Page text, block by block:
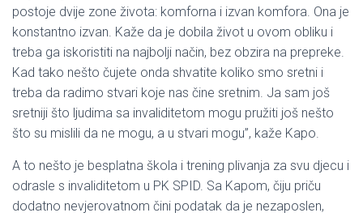
postoje dvije zone života: komforna i izvan komfora. Ona je
konstantno izvan. Kaže da je dobila život u ovom obliku i
treba ga iskoristiti na najbolji način, bez obzira na prepreke.
Kad tako nešto čujete onda shvatite koliko smo sretni i
treba da radimo stvari koje nas čine sretnim. Ja sam još
sretniji što ljudima sa invaliditetom mogu pružiti još nešto
što su mislili da ne mogu, a u stvari mogu”, kaže Kapo.
A to nešto je besplatna škola i trening plivanja za svu djecu i
odrasle s invaliditetom u PK SPID. Sa Kapom, čiju priču
dodatno nevjerovatnom čini podatak da je nezaposlen,